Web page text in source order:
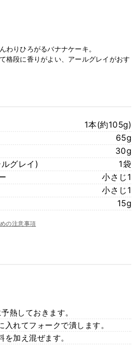
わりひろがるバナナケーキ。
格段に香りがよい、アールグレイがおす
1本(約105g)
65g
30g
グレイ)
1袋
小さじ1
小さじ1
15g
の注意事項
熱しておきます。
れてフォークで潰します。
加え混ぜます。